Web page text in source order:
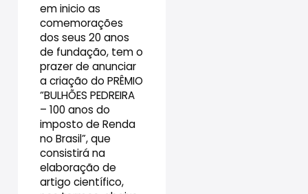
em inicio as
comemorações
dos seus 20 anos
de fundação, tem o
prazer de anunciar
a criação do PRÊMIO
“BULHÕES PEDREIRA
– 100 anos do
imposto de Renda
no Brasil”, que
consistirá na
elaboração de
artigo científico,